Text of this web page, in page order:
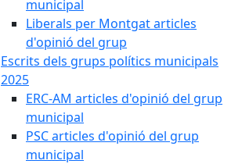
municipal
Liberals per Montgat articles
d'opinió del grup
Escrits dels grups polítics municipals
2025
ERC-AM articles d'opinió del grup
municipal
PSC articles d'opinió del grup
municipal